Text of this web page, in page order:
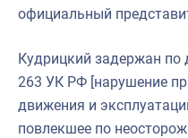
официальный
Кудрицкий задержан по
263 УК РФ [нарушение
движения и
повлекшее по